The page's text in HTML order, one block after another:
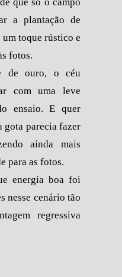
a plantação de
um toque rústico e
fotos.
de ouro, o céu
com uma leve
ensaio. E quer
gota parecia fazer
ainda mais
para as fotos.
energia boa foi
nesse cenário tão
regressiva